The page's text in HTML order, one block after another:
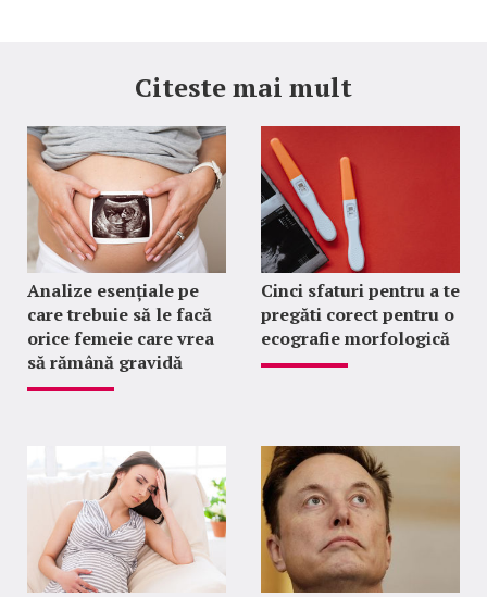
Citeste mai mult
Analize esențiale pe
care trebuie să le facă
orice femeie care vrea
să rămână gravidă
Cinci sfaturi pentru a te
pregăti corect pentru o
ecografie morfologică